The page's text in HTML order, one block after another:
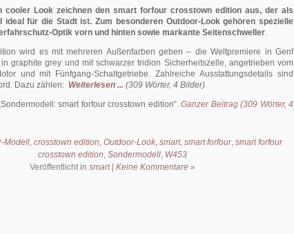
cooler Look zeichnen den smart forfour crosstown edition aus, der als
ideal für die Stadt ist. Zum besonderen Outdoor-Look gehören spezielle
Optik vorn und hinten sowie markante Seitenschweller.
wird es mit mehreren Außenfarben geben – die Weltpremiere in Genf
graphite grey und mit schwarzer tridion Sicherheitszelle, angetrieben vom
und mit Fünfgang-Schaltgetriebe. Zahlreiche Ausstattungsdetails sind
Dazu zählen: Weiterlesen ... (309 Wörter, 4 Bilder)
Sondermodell: smart forfour crosstown edition .Ganzer Beitrag (309 Wörter, 4
Modell, crosstown edition, Outdoor-Look, smart, smart forfour, smart forfour
crosstown edition, Sondermodell, W453
Veröffentlicht in smart| Keine Kommentare »